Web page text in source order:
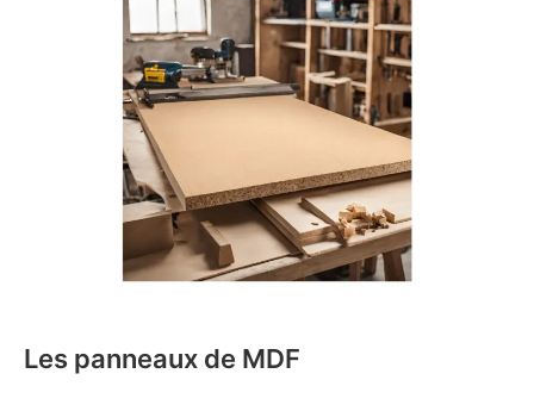
Les panneaux de MDF